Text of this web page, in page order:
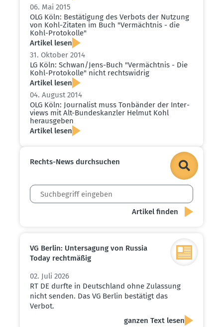
06. Mai 2015
OLG Köln: Bestä­tigung des Verbots der Nutzung
von Kohl-Zitaten im Buch "Vermächtnis - die
Kohl-Proto­kolle"
Artikel lesen
31. Oktober 2014
LG Köln: Schwan/Jens-Buch "Vermächtnis - Die
Kohl-Proto­kolle" nicht rechts­widrig
Artikel lesen
04. August 2014
OLG Köln: Journalist muss Tonbänder der Inter­
views mit Alt-Bundes­kanzler Helmut Kohl
heraus­geben
Artikel lesen
Rechts-News durch­suchen
VG Berlin: Unter­sagung von Russia
Today recht­mäßig
02. Juli 2026
RT DE durfte in Deutschland ohne Zulassung
nicht senden. Das VG Berlin bestätigt das
Verbot.
ganzen Text lesen